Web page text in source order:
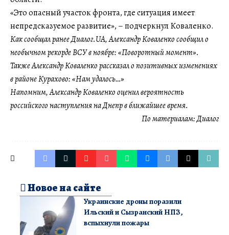
«Это опасный участок фронта, где ситуация имеет
непредсказуемое развитие», – подчеркнул Коваленко.
Как сообщал ранее Диалог.UA, Александр Коваленко сообщил о
необычном рекорде ВСУ в ноябре: «Поворотный момент».
Также Александр Коваленко рассказал о позитивных изменениях
в районе Курахово: «Нам удалось…»
Напомним, Александр Коваленко оценил вероятность
российского наступления на Днепр в ближайшее время.
По материалам:Диалог
Новое на сайте
Украинские дроны поразили
Ильский и Сызранский НПЗ,
вспыхнули пожары